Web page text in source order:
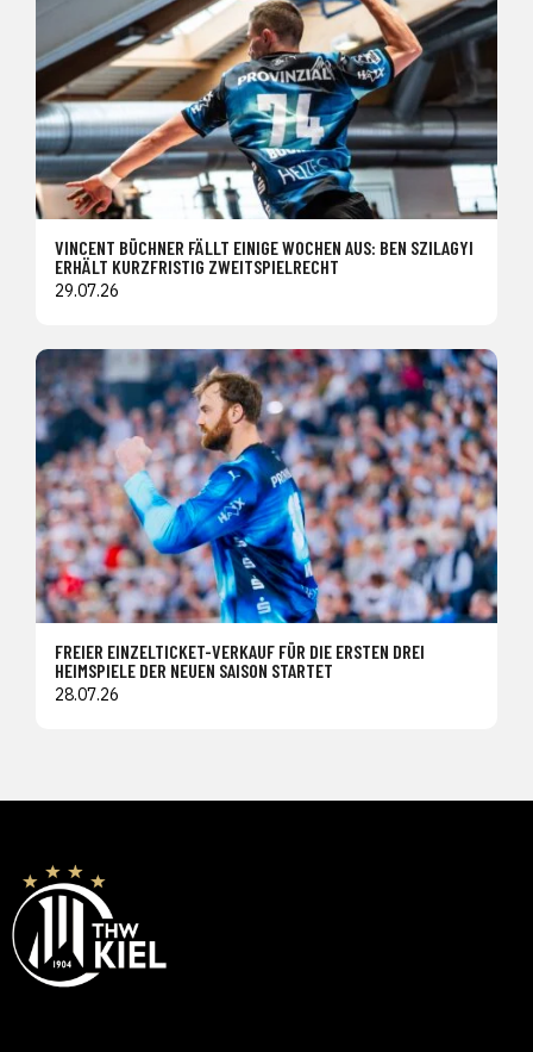
VINCENT BÜCHNER FÄLLT EINIGE WOCHEN AUS: BEN SZILAGYI
ERHÄLT KURZFRISTIG ZWEITSPIELRECHT
29.07.26
FREIER EINZELTICKET-VERKAUF FÜR DIE ERSTEN DREI
HEIMSPIELE DER NEUEN SAISON STARTET
28.07.26